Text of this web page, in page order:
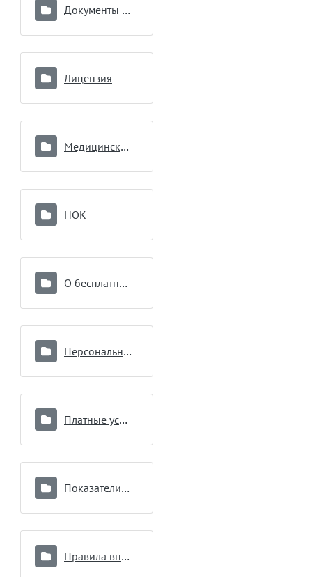
Документы подразделений
Лицензия
Медицинские работники
НОК
О бесплатной медицинской помощи
Персональные данные
Платные услуги
Показатели работы
Правила внутреннего распорядка для потребителей услуг